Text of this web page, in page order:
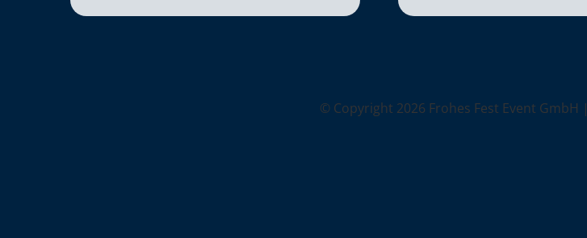
© Copyright 2026 Frohes Fest Event GmbH |